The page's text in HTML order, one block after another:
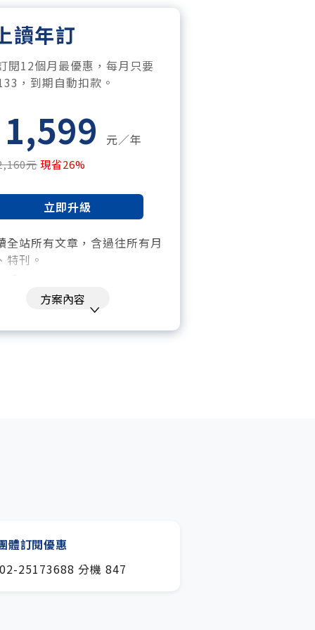
讀年訂
閱12個月最優惠，每月只要
，到期自動扣款。
1,599 元／年
元現省26%
立即升級
全站所有文章，含過往所有月
特刊。​
到期自動扣款。
專屬電子報：國際、金融、科
方案內容
體訂閱優惠
25173688 分機 847